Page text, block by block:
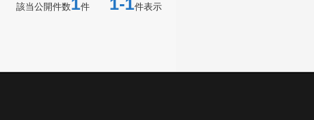
該当公開件数 件 件表示